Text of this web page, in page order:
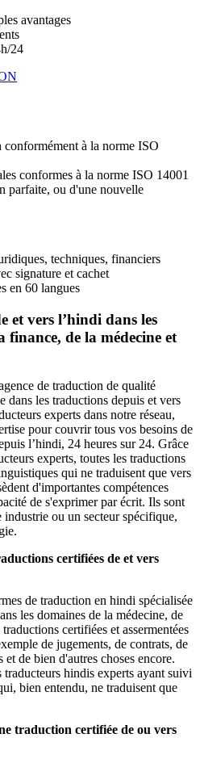
avantages
24
à la norme ISO
conformes à la norme ISO 14001
parfaite, ou d'une nouvelle
techniques, financiers
signature et cachet
en 60 langues
et vers l’hindi dans les
de la médecine et
de traduction de qualité
dans les traductions depuis et vers
experts dans notre réseau,
pour couvrir tous vos besoins de
l’hindi, 24 heures sur 24. Grâce
experts, toutes les traductions
qui ne traduisent que vers
d'importantes compétences
de s'exprimer par écrit. Ils sont
industrie ou un secteur spécifique,
certifiées de et vers
de traduction en hindi spécialisée
les domaines de la médecine, de
certifiées et assermentées
de jugements, de contrats, de
de bien d'autres choses encore.
hindis experts ayant suivi
bien entendu, ne traduisent que
traduction certifiée de ou vers